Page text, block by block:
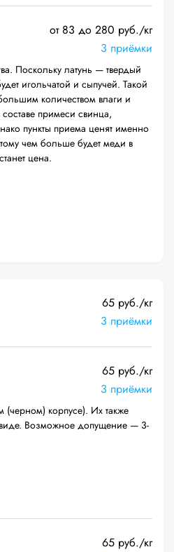
от 83 до 280 руб./кг
3 приёмки
Поскольку латунь — твердый
игольчатой и сыпучей. Такой
количеством влаги и
примеси свинца,
пункты приема ценят именно
чем больше будет меди в
цена.
65 руб./кг
3 приёмки
65 руб./кг
3 приёмки
(черном) корпусе). Их также
Возможное допущение — 3-
65 руб./кг